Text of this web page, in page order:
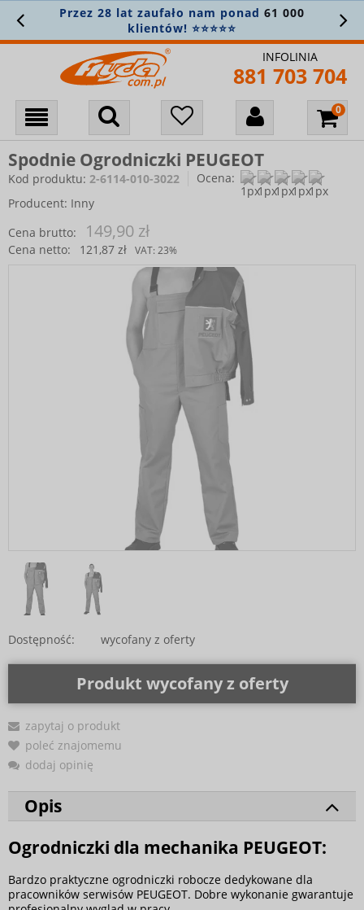
Przez 28 lat zaufało nam ponad61 000
klientów! ⭐⭐⭐⭐⭐
INFOLINIA
881 703 704
Spodnie Ogrodniczki PEUGEOT
Kod produktu: 2-6114-010-3022
Ocena:
Producent: Inny
Cena brutto:
149,90 zł
Cena netto: 121,87 zł VAT: 23%
Dostępność: wycofany z oferty
Produkt wycofany z oferty
zapytaj o produkt
poleć znajomemu
dodaj opinię
Opis
Ogrodniczki dla mechanika PEUGEOT:
Bardzo praktyczne ogrodniczki robocze dedykowane dla
pracowników serwisów PEUGEOT. Dobre wykonanie gwarantuje